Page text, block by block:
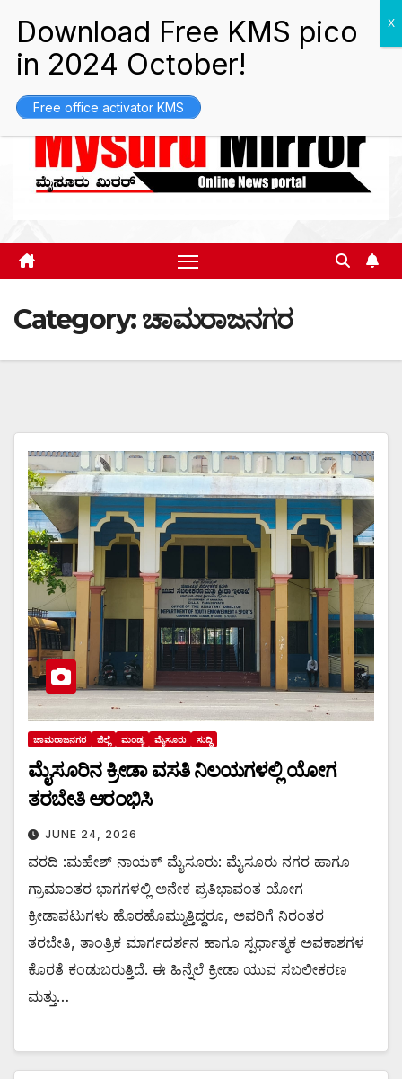
content
Sun. Aug 9th, 2026 7:15:39 PM
Category:ಚಾಮರಾಜನಗರ
ಚಾಮರಾಜನಗರ ಜಿಲ್ಲೆ ಮಂಡ್ಯ ಮೈಸೂರು ಸುದ್ದಿ
ಮೈಸೂರಿನ ಕ್ರೀಡಾ ವಸತಿ ನಿಲಯಗಳಲ್ಲಿ ಯೋಗ
ತರಬೇತಿ ಆರಂಭಿಸಿ
JUNE 24, 2026
ವರದಿ :ಮಹೇಶ್ ನಾಯಕ್ ಮೈಸೂರು: ಮೈಸೂರು ನಗರ ಹಾಗೂ
ಗ್ರಾಮಾಂತರ ಭಾಗಗಳಲ್ಲಿ ಅನೇಕ ಪ್ರತಿಭಾವಂತ ಯೋಗ
ಕ್ರೀಡಾಪಟುಗಳು ಹೊರಹೊಮ್ಮುತ್ತಿದ್ದರೂ, ಅವರಿಗೆ ನಿರಂತರ
ತರಬೇತಿ, ತಾಂತ್ರಿಕ ಮಾರ್ಗದರ್ಶನ ಹಾಗೂ ಸ್ಪರ್ಧಾತ್ಮಕ ಅವಕಾಶಗಳ
ಕೊರತೆ ಕಂಡುಬರುತ್ತಿದೆ. ಈ ಹಿನ್ನೆಲೆ ಕ್ರೀಡಾ ಯುವ ಸಬಲೀಕರಣ
ಮತ್ತು…
Free office activator KMS